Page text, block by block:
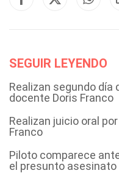
SEGUIR LEYENDO
Realizan segundo día
docente Doris Franco
Realizan juicio oral
Franco
Piloto comparece
el presunto